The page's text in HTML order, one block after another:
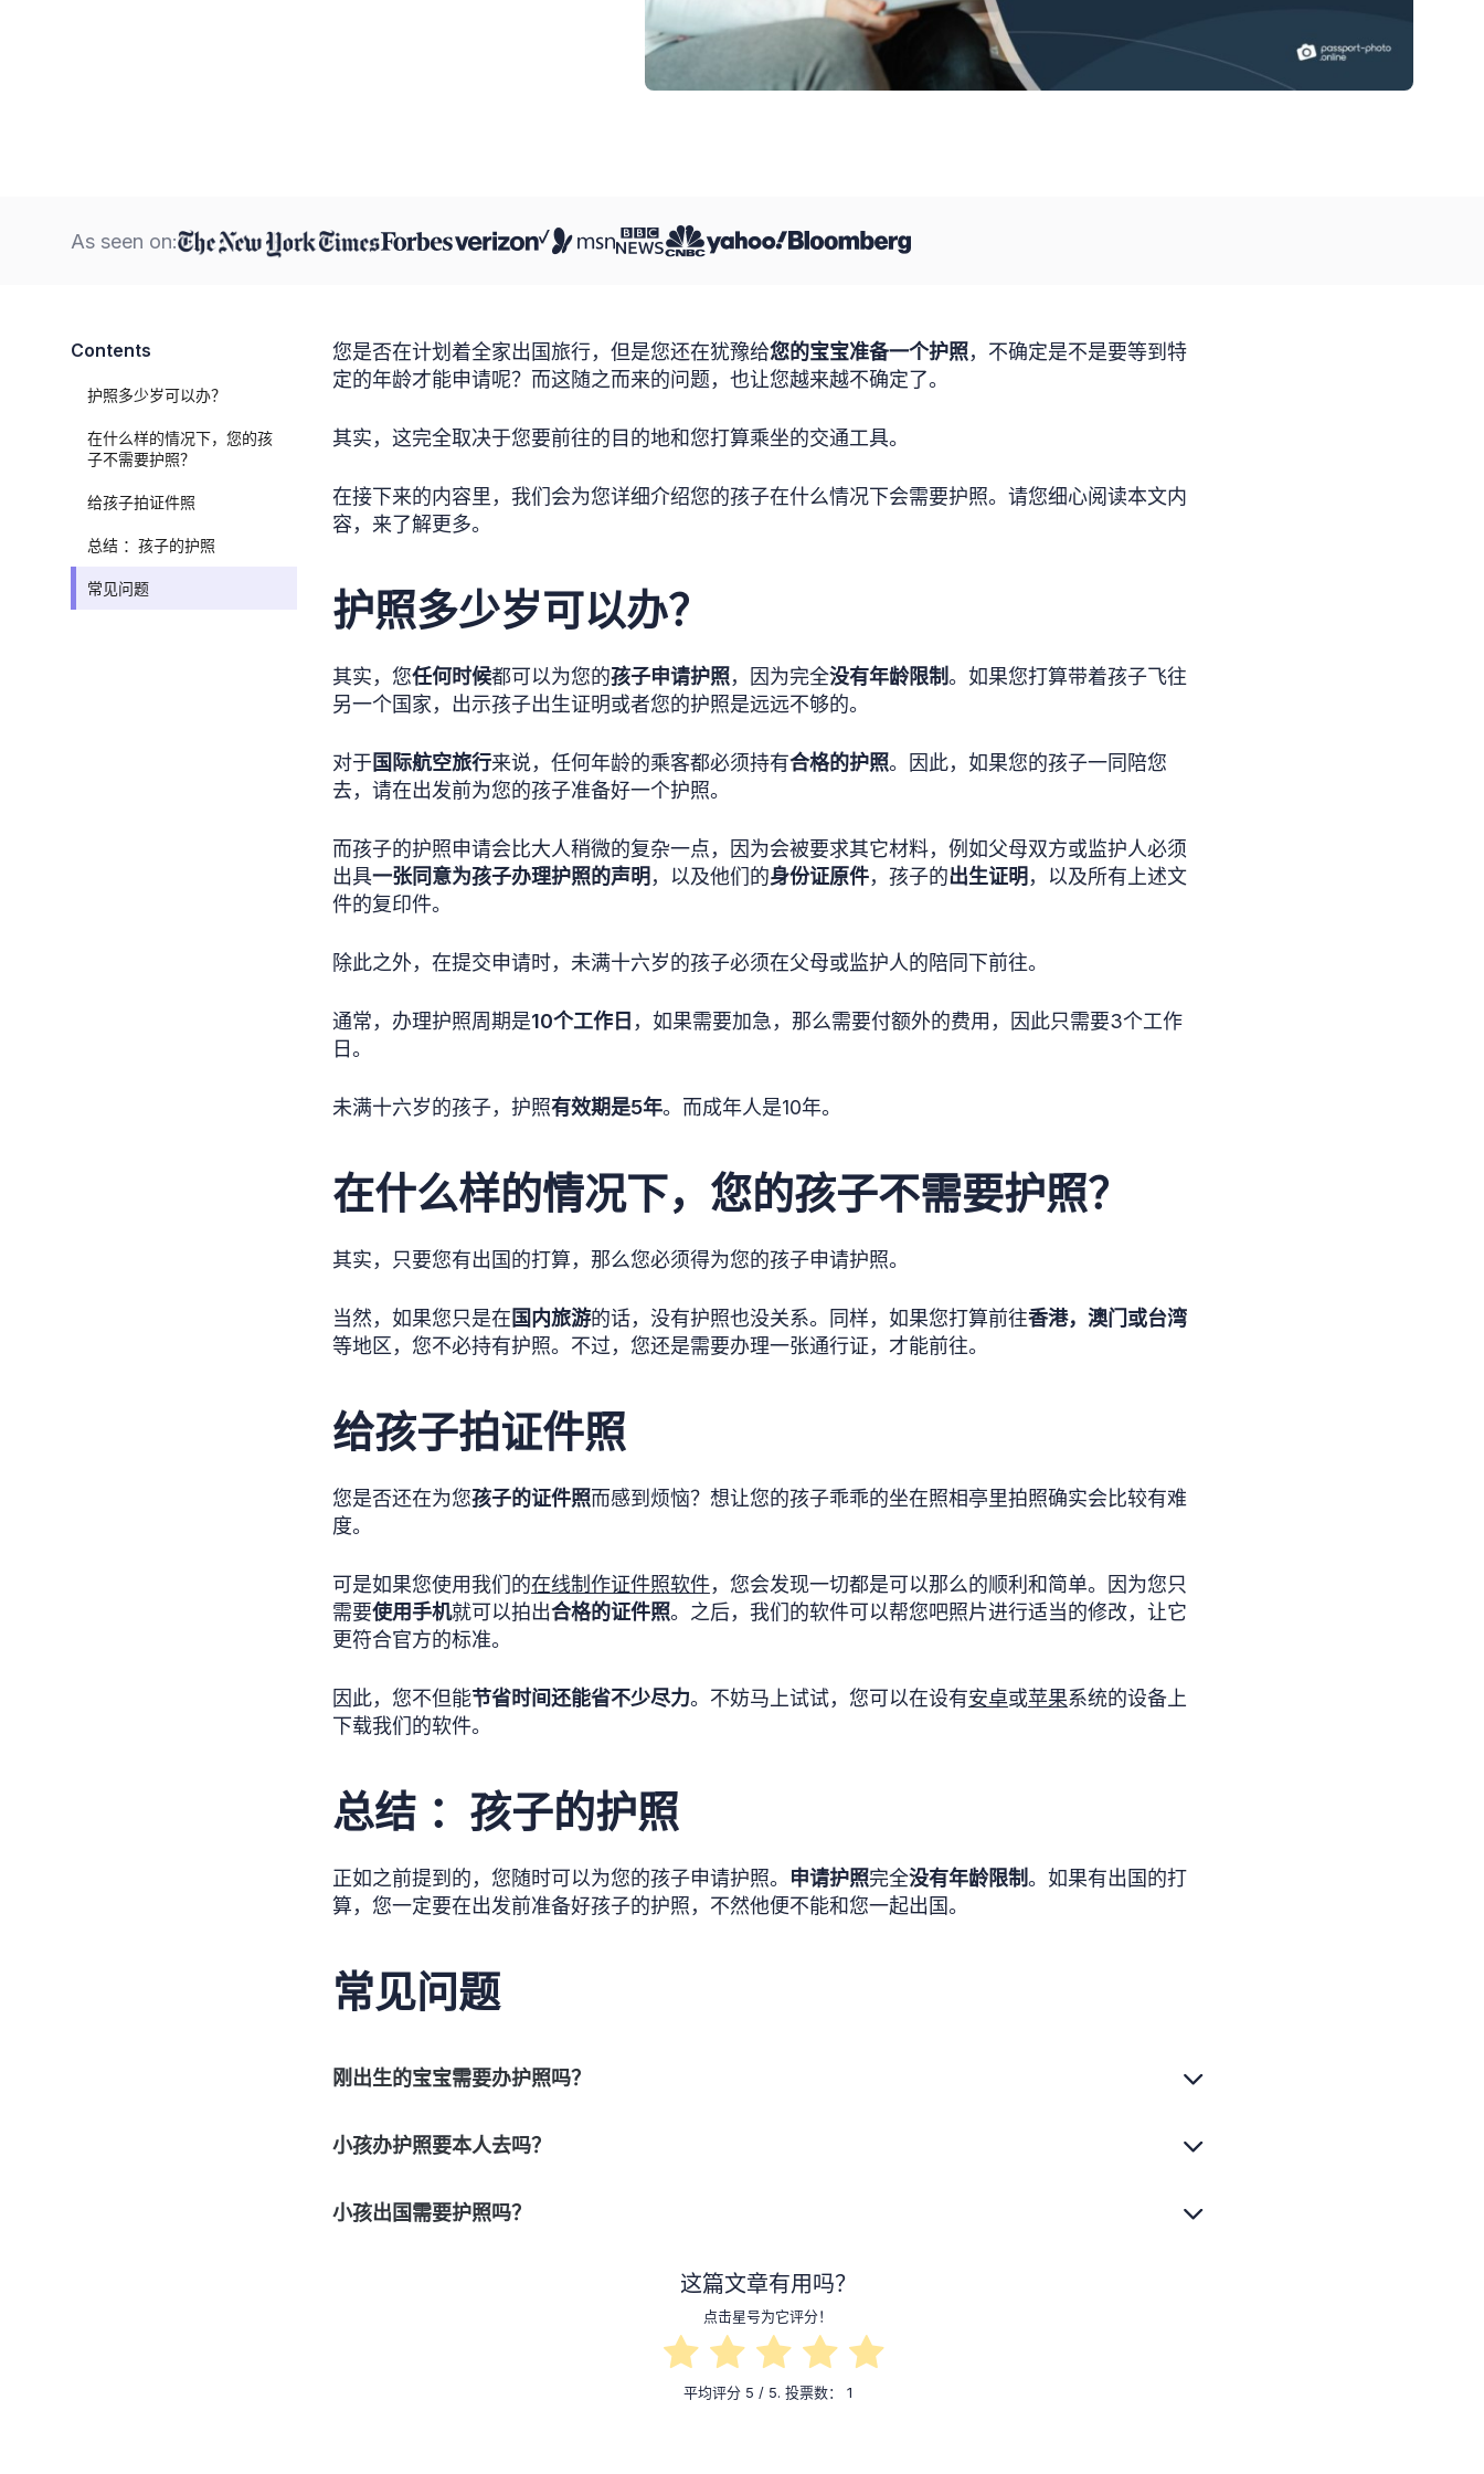
As seen on:
Contents
护照多少岁可以办？
在什么样的情况下，您的孩
子不需要护照？
给孩子拍证件照
总结 ：孩子的护照
常见问题
您是否在计划着全家出国旅行，但是您还在犹豫给您的宝宝准备一个护照，不确定是不是要等到特
定的年龄才能申请呢？而这随之而来的问题，也让您越来越不确定了。
其实，这完全取决于您要前往的目的地和您打算乘坐的交通工具。
在接下来的内容里，我们会为您详细介绍您的孩子在什么情况下会需要护照。请您细心阅读本文内
容，来了解更多。
护照多少岁可以办？
其实，您任何时候都可以为您的孩子申请护照，因为完全没有年龄限制。如果您打算带着孩子飞往
另一个国家，出示孩子出生证明或者您的护照是远远不够的。
对于 国际航空旅行来说，任何年龄的乘客都必须持有合格的护照。因此，如果您的孩子一同陪您
去，请在出发前为您的孩子准备好一个护照。
而孩子的护照申请会比大人稍微的复杂一点，因为会被要求其它材料，例如父母双方或监护人必须
出具一张同意为孩子办理护照的声明 ，以及他们的身份证原件，孩子的出生证明 ，以及所有上述文
件的复印件。
除此之外，在提交申请时，未满十六岁的孩子必须在父母或监护人的陪同下前往。
通常，办理护照周期是10个工作日 ，如果需要加急，那么需要付额外的费用，因此只需要3个工作
日。
未满十六岁的孩子，护照有效期是5年。而成年人是10年。
在什么样的情况下，您的孩子不需要护照？
其实，只要您有出国的打算，那么您必须得为您的孩子申请护照。
当然，如果您只是在 国内旅游的话，没有护照也没关系。同样，如果您打算前往香港，澳门或台湾
等地区，您不必持有护照。不过，您还是需要办理一张通行证，才能前往。
给孩子拍证件照
您是否还在为您孩子的证件照而感到烦恼？想让您的孩子乖乖的坐在照相亭里拍照确实会比较有难
度。
可是如果您使用我们的在线制作证件照软件，您会发现一切都是可以那么的顺利和简单。因为您只
需要使用手机就可以拍出合格的证件照。之后，我们的软件可以帮您吧照片进行适当的修改，让它
更符合官方的标准。
因此，您不但能节省时间还能省不少尽力。不妨马上试试，您可以在设有安卓或苹果系统的设备上
下载我们的软件。
总结 ：孩子的护照
正如之前提到的，您随时可以为您的孩子申请护照。 申请护照完全没有年龄限制。如果有出国的打
算，您一定要在出发前准备好孩子的护照，不然他便不能和您一起出国。
常见问题
刚出生的宝宝需要办护照吗？
小孩办护照要本人去吗？
小孩出国需要护照吗？
这篇文章有用吗？
点击星号为它评分！
平均评分 5 / 5. 投票数：1